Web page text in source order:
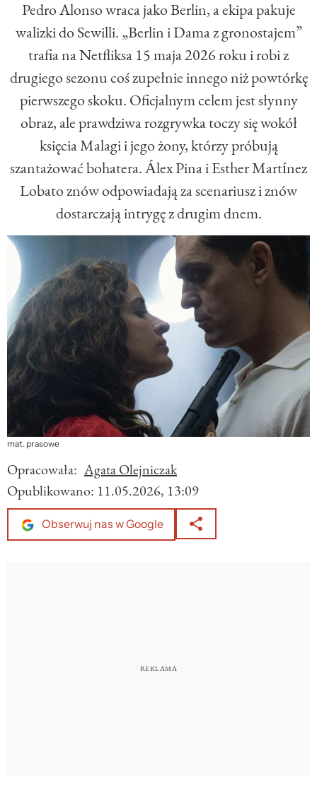
Pedro Alonso wraca jako Berlin, a ekipa pakuje
walizki do Sewilli. „Berlin i Dama z gronostajem”
trafia na Netfliksa 15 maja 2026 roku i robi z
drugiego sezonu coś zupełnie innego niż powtórkę
pierwszego skoku. Oficjalnym celem jest słynny
obraz, ale prawdziwa rozgrywka toczy się wokół
księcia Malagi i jego żony, którzy próbują
szantażować bohatera. Álex Pina i Esther Martínez
Lobato znów odpowiadają za scenariusz i znów
dostarczają intrygę z drugim dnem.
mat. prasowe
Opracowała: Agata Olejniczak
Opublikowano: 11.05.2026, 13:09
Obserwuj nas w Google